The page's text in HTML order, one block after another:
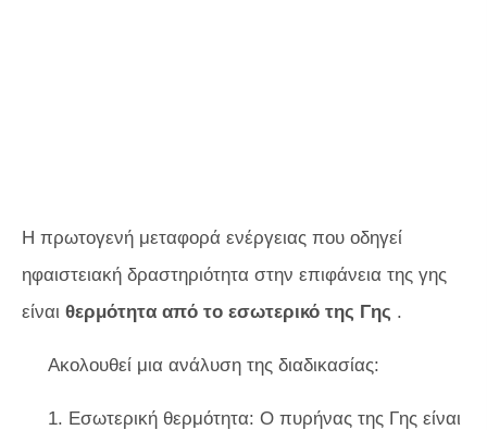
Η πρωτογενή μεταφορά ενέργειας που οδηγεί
ηφαιστειακή δραστηριότητα στην επιφάνεια της γης
είναι θερμότητα από το εσωτερικό της Γης .
Ακολουθεί μια ανάλυση της διαδικασίας:
1. Εσωτερική θερμότητα: Ο πυρήνας της Γης είναι